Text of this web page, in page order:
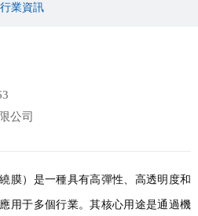
行業資訊
公司
膜）是一種具有高彈性、高透明度和
用于多個行業。其核心用途是通過機